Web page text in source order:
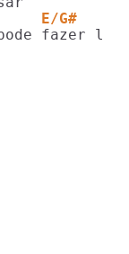
E/G#
fazer